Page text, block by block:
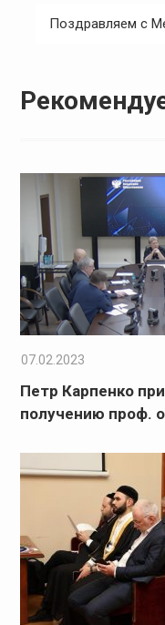
записям
Поздравляем с
07.02.2023
Петр Карпенко
получению проф.